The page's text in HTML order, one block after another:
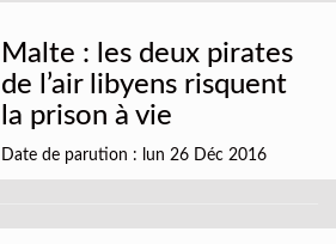
Malte : les deux pirates
de l’air libyens risquent
la prison à vie
Date de parution : lun 26 Déc 2016